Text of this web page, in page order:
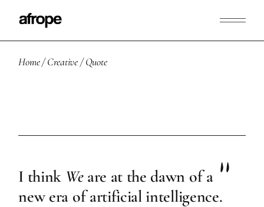
Home Creative Quote
I think Weare at the dawn of a
new era of artificial intelligence.